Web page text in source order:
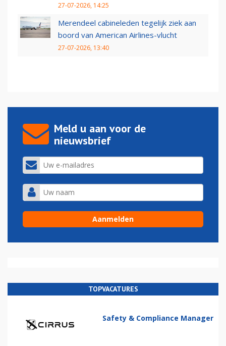
27-07-2026, 14:25
Merendeel cabineleden tegelijk ziek aan
boord van American Airlines-vlucht
27-07-2026, 13:40
Meld u aan voor de
nieuwsbrief
TOPVACATURES
Safety & Compliance Manager